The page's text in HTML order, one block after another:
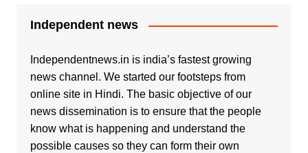
Independent news
Independentnews.in is india’s fastest growing
news channel. We started our footsteps from
online site in Hindi. The basic objective of our
news dissemination is to ensure that the people
know what is happening and understand the
possible causes so they can form their own